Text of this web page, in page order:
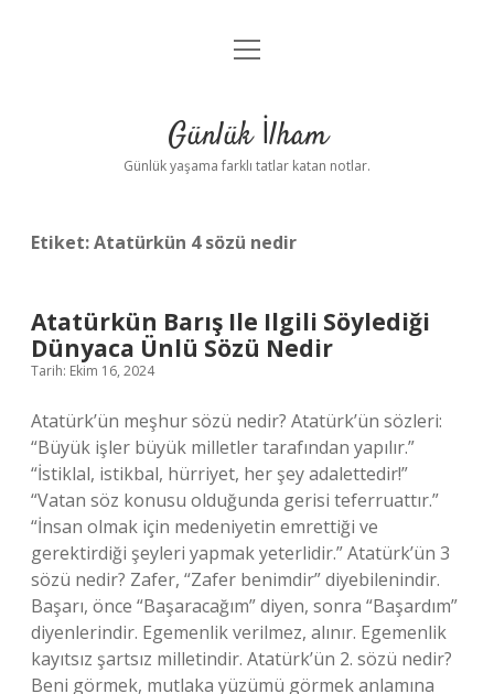
Anasayfa
Yasal Uyarı
menüyü
Günlük İlham
Günlük yaşama farklı tatlar katan notlar.
Etiket:Atatürkün 4 sözü nedir
Atatürkün Barış Ile Ilgili Söylediği
Dünyaca Ünlü Sözü Nedir
Tarih: Ekim 16, 2024
Atatürk’ün meşhur sözü nedir? Atatürk’ün sözleri:
“Büyük işler büyük milletler tarafından yapılır.”
“İstiklal, istikbal, hürriyet, her şey adalettedir!”
“Vatan söz konusu olduğunda gerisi teferruattır.”
“İnsan olmak için medeniyetin emrettiği ve
gerektirdiği şeyleri yapmak yeterlidir.” Atatürk’ün 3
sözü nedir? Zafer, “Zafer benimdir” diyebilenindir.
Başarı, önce “Başaracağım” diyen, sonra “Başardım”
diyenlerindir. Egemenlik verilmez, alınır. Egemenlik
kayıtsız şartsız milletindir. Atatürk’ün 2. sözü nedir?
Beni görmek, mutlaka yüzümü görmek anlamına